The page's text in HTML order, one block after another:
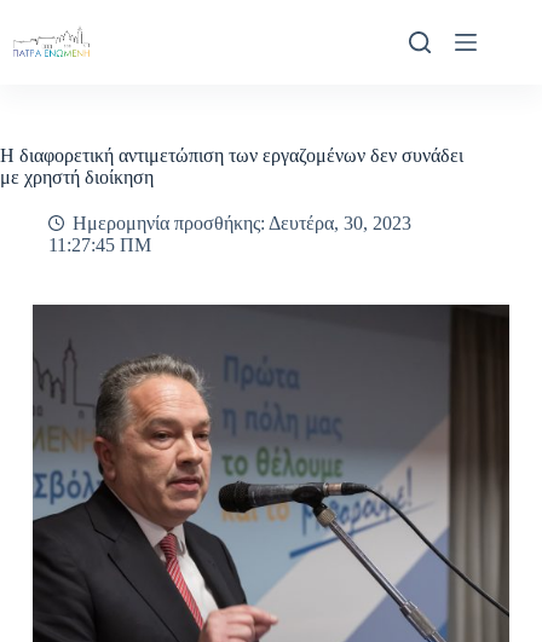
περιεχόμενο
Η διαφορετική αντιμετώπιση των εργαζομένων δεν συνάδει
με χρηστή διοίκηση
Ημερομηνία προσθήκης: Δευτέρα, 30, 2023
11:27:45 ΠΜ